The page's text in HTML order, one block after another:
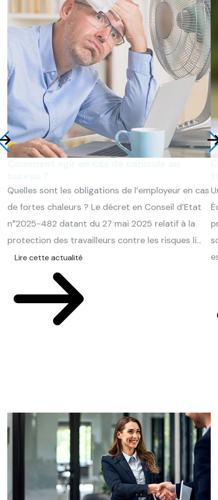
Quelles sont les obligations de l’employeur en cas
de fortes chaleurs ? Le décret en Conseil d’Etat
n°2025-482 datant du 27 mai 2025 relatif à la
protection des travailleurs contre les risques li...
Lire cette actualité